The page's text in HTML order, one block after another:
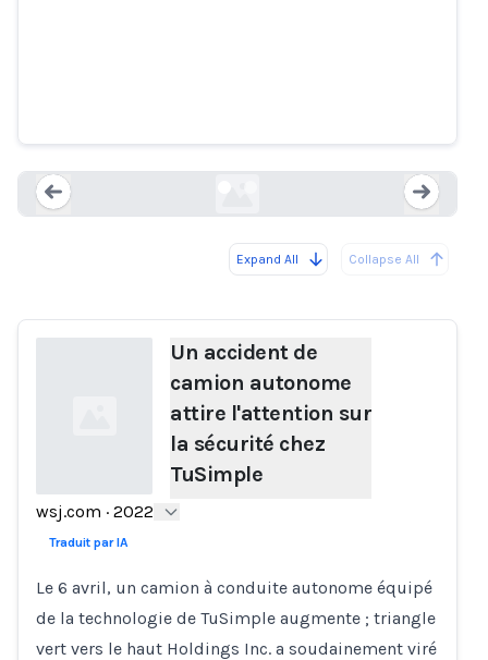
Expand All Collapse All
Loading...
Un accident de
camion autonome
attire l'attention sur
la sécurité chez
TuSimple
wsj.com · 2022
Traduit par IA
Le 6 avril, un camion à conduite autonome équipé
de la technologie de TuSimple augmente ; triangle
vert vers le haut Holdings Inc. a soudainement viré